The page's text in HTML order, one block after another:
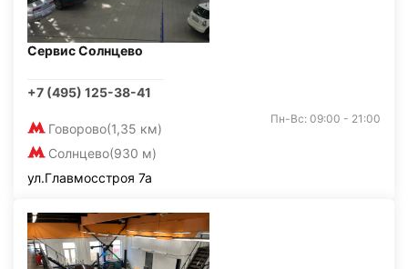
Сервис Солнцево
+7 (495) 125-38-41
Говорово(1,35 км)
Солнцево(930 м)
Пн-Вс: 09:00 - 21:00
ул.Главмосстроя 7а